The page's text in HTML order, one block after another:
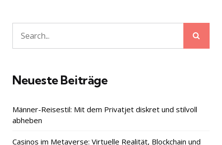
Search
for:
Neueste Beiträge
Männer-Reisestil: Mit dem Privatjet diskret und stilvoll
abheben
Casinos im Metaverse: Virtuelle Realität, Blockchain und